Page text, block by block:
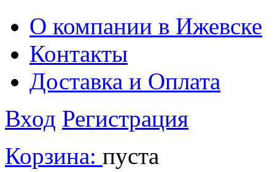
О компании в Ижевске
Контакты
Доставка и Оплата
Вход Регистрация
Корзина: пуста